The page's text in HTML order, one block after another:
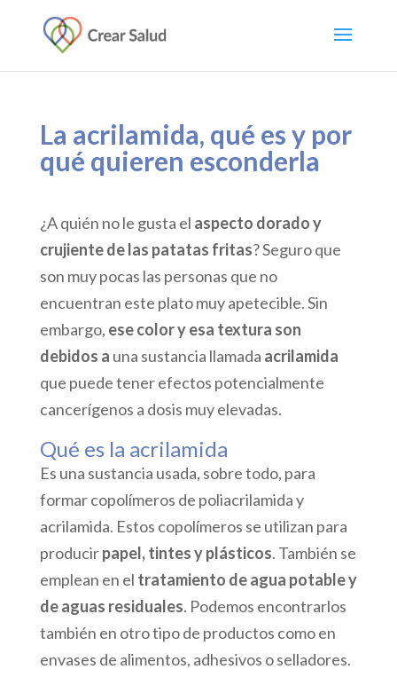
La acrilamida, qué es y por
qué quieren esconderla
¿A quién no le gusta el aspecto dorado y
crujiente de las patatas fritas? Seguro que
son muy pocas las personas que no
encuentran este plato muy apetecible. Sin
embargo, ese color y esa textura son
debidos a una sustancia llamada acrilamida
que puede tener efectos potencialmente
cancerígenos a dosis muy elevadas.
Qué es la acrilamida
Es una sustancia usada, sobre todo, para
formar copolímeros de poliacrilamida y
acrilamida. Estos copolímeros se utilizan para
producirpapel, tintes y plásticos. También se
emplean en el tratamiento de agua potable y
de aguas residuales. Podemos encontrarlos
también en otro tipo de productos como en
envases de alimentos, adhesivos o selladores.